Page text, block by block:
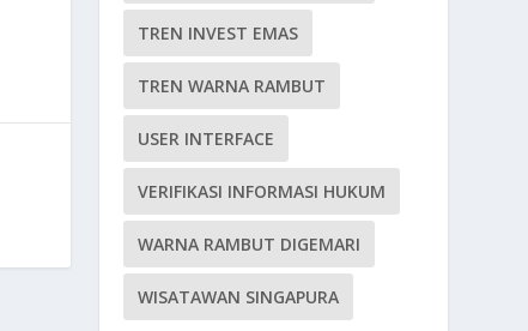
TREN INVEST EMAS
TREN WARNA RAMBUT
USER INTERFACE
VERIFIKASI INFORMASI HUKUM
WARNA RAMBUT DIGEMARI
WISATAWAN SINGAPURA